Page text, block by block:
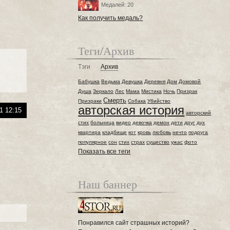
12:15
Медалей: 20
Как получить медаль?
Теги/Архив
Тэги Архив
Бабушка Ведьма Девушка Деревня Дом Домовой
Душа Зеркало Лес Мама Мистика Ночь Призрак
Призраки Смерть Собака Убийство
авторская история авторский
стих больница видео девочка демон дети друг дух
квартира кладбище кот кровь любовь нечто подруга
популярное сон стих страх существо ужас фото
Показать все теги
Наш баннер
Понравился сайт страшных историй?